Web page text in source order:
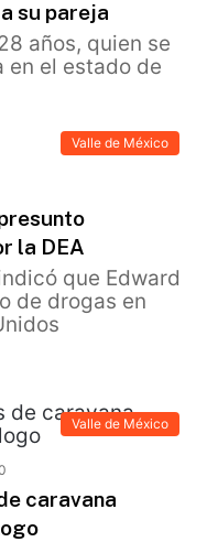
su pareja
años, quien se
en el estado de
Valle de México
la DEA
que Edward
de drogas en
Valle de México
caravana